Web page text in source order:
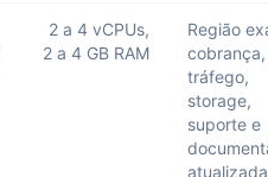
2 a 4 vCPUs,
2 a 4 GB RAM
Região
cobrança,
tráfego,
storage,
suporte e
atualizada